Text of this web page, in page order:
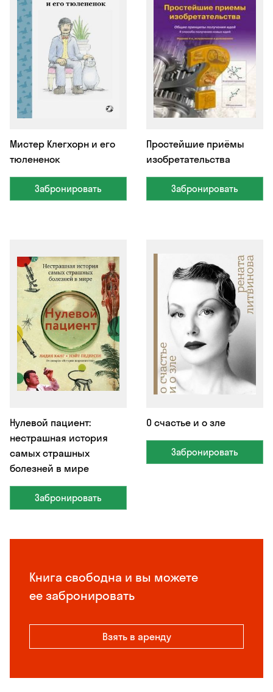
Книга свободна и вы можете
ее забронировать
Взять в аренду
Мистер Клегхорн и его
тюлененок
Забронировать
Простейшие приёмы
изобретательства
Забронировать
Нулевой пациент:
нестрашная история
самых страшных
болезней в мире
Забронировать
О счастье и о зле
Забронировать